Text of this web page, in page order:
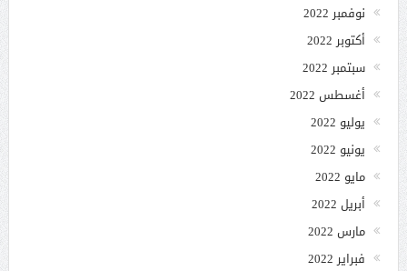
نوفمبر 2022
أكتوبر 2022
سبتمبر 2022
أغسطس 2022
يوليو 2022
يونيو 2022
مايو 2022
أبريل 2022
مارس 2022
فبراير 2022